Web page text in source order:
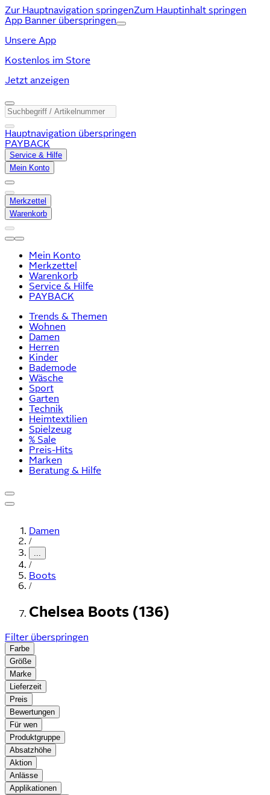
Zur Hauptnavigation springenZum Hauptinhalt springen
App Banner überspringen
Unsere App
Kostenlos im Store
Jetzt anzeigen
Hauptnavigation überspringen
PAYBACK
Service & Hilfe
Mein Konto
Merkzettel
Warenkorb
Mein Konto
Merkzettel
Warenkorb
Service & Hilfe
PAYBACK
Trends & Themen
Wohnen
Damen
Herren
Kinder
Bademode
Wäsche
Sport
Garten
Technik
Heimtextilien
Spielzeug
% Sale
Preis-Hits
Marken
Beratung & Hilfe
Damen
/
...
/
Boots
/
Chelsea Boots (136)
Filter überspringen
Farbe
Größe
Marke
Lieferzeit
Preis
Bewertungen
Für wen
Produktgruppe
Absatzhöhe
Aktion
Anlässe
Applikationen